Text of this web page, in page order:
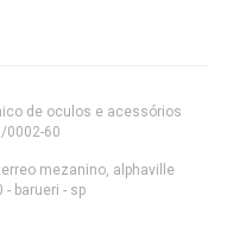
de oculos e acessórios
0002-60
mezanino, alphaville
barueri - sp